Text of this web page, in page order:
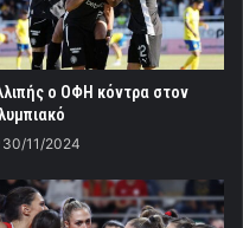
ο ΟΦΗ κόντρα στον
30/11/2024